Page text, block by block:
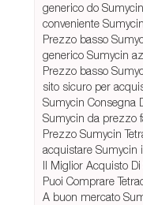
generico do
conveniente
Prezzo basso
generico Sumycin
Prezzo basso
sito sicuro per
Sumycin Consegna
Sumycin da prezzo
Prezzo Sumycin
acquistare Sumycin
Il Miglior Acquisto
Puoi Comprare
A buon mercato